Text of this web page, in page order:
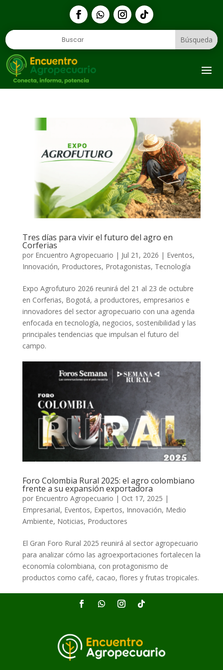
Tres días para vivir el futuro del agro en
Corferias
por Encuentro Agropecuario | Jul 21, 2026 | Eventos,
Innovación, Productores, Protagonistas, Tecnología
Expo Agrofuturo 2026 reunirá del 21 al 23 de octubre
en Corferias, Bogotá, a productores, empresarios e
innovadores del sector agropecuario con una agenda
enfocada en tecnología, negocios, sostenibilidad y las
principales tendencias que impulsan el futuro del
campo.
Foro Colombia Rural 2025: el agro colombiano
frente a su expansión exportadora
por Encuentro Agropecuario | Oct 17, 2025 |
Empresarial, Eventos, Expertos, Innovación, Medio
Ambiente, Noticias, Productores
El Gran Foro Rural 2025 reunirá al sector agropecuario
para analizar cómo las agroexportaciones fortalecen la
economía colombiana, con protagonismo de
productos como café, cacao, flores y frutas tropicales.